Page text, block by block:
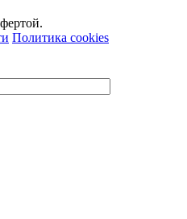
Политика cookies